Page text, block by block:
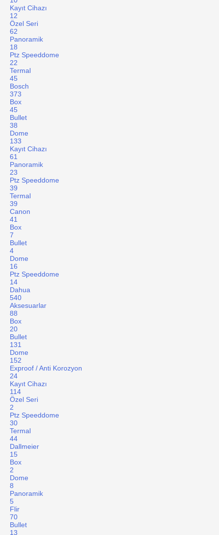
Kayıt Cihazı
12
Özel Seri
62
Panoramik
18
Ptz Speeddome
22
Termal
45
Bosch
373
Box
45
Bullet
38
Dome
133
Kayıt Cihazı
61
Panoramik
23
Ptz Speeddome
39
Termal
39
Canon
41
Box
7
Bullet
4
Dome
16
Ptz Speeddome
14
Dahua
540
Aksesuarlar
88
Box
20
Bullet
131
Dome
152
Exproof / Anti Korozyon
24
Kayıt Cihazı
114
Özel Seri
2
Ptz Speeddome
30
Termal
44
Dallmeier
15
Box
2
Dome
8
Panoramik
5
Flir
70
Bullet
13